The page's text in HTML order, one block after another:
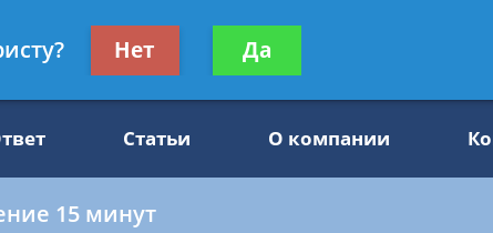
Получите консультацию
бесплатно
Статьи О компании
15 минут
Нет Да